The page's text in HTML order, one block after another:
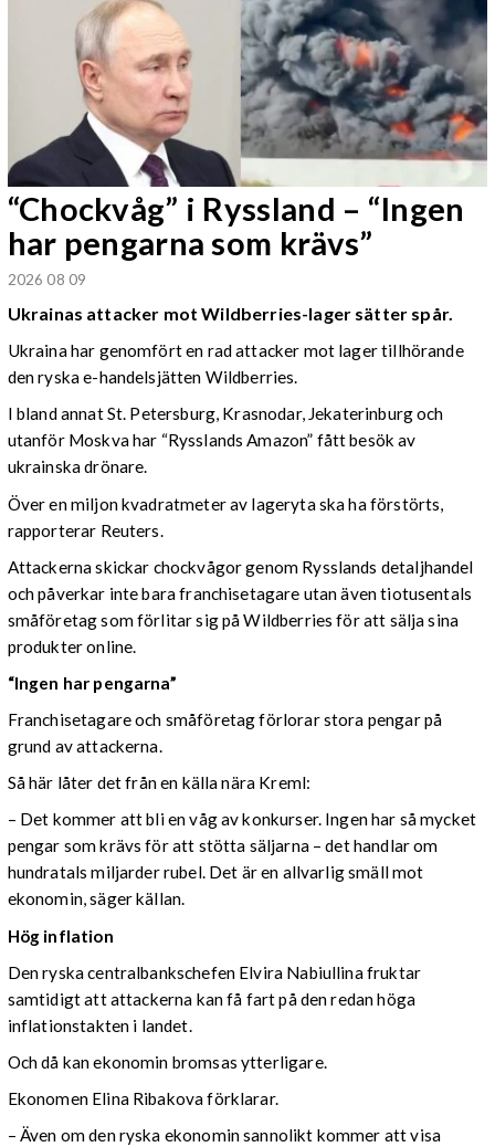
“Chockvåg” i Ryssland – “Ingen
har pengarna som krävs”
2026 08 09
Ukrainas attacker mot Wildberries-lager sätter spår.
Ukraina har genomfört en rad attacker mot lager tillhörande
den ryska e-handelsjätten Wildberries.
I bland annat St. Petersburg, Krasnodar, Jekaterinburg och
utanför Moskva har “Rysslands Amazon” fått besök av
ukrainska drönare.
Över en miljon kvadratmeter av lageryta ska ha förstörts,
rapporterar Reuters.
Attackerna skickar chockvågor genom Rysslands detaljhandel
och påverkar inte bara franchisetagare utan även tiotusentals
småföretag som förlitar sig på Wildberries för att sälja sina
produkter online.
“Ingen har pengarna”
Franchisetagare och småföretag förlorar stora pengar på
grund av attackerna.
Så här låter det från en källa nära Kreml:
– Det kommer att bli en våg av konkurser. Ingen har så mycket
pengar som krävs för att stötta säljarna – det handlar om
hundratals miljarder rubel. Det är en allvarlig smäll mot
ekonomin, säger källan.
Hög inflation
Den ryska centralbankschefen Elvira Nabiullina fruktar
samtidigt att attackerna kan få fart på den redan höga
inflationstakten i landet.
Och då kan ekonomin bromsas ytterligare.
Ekonomen Elina Ribakova förklarar.
– Även om den ryska ekonomin sannolikt kommer att visa